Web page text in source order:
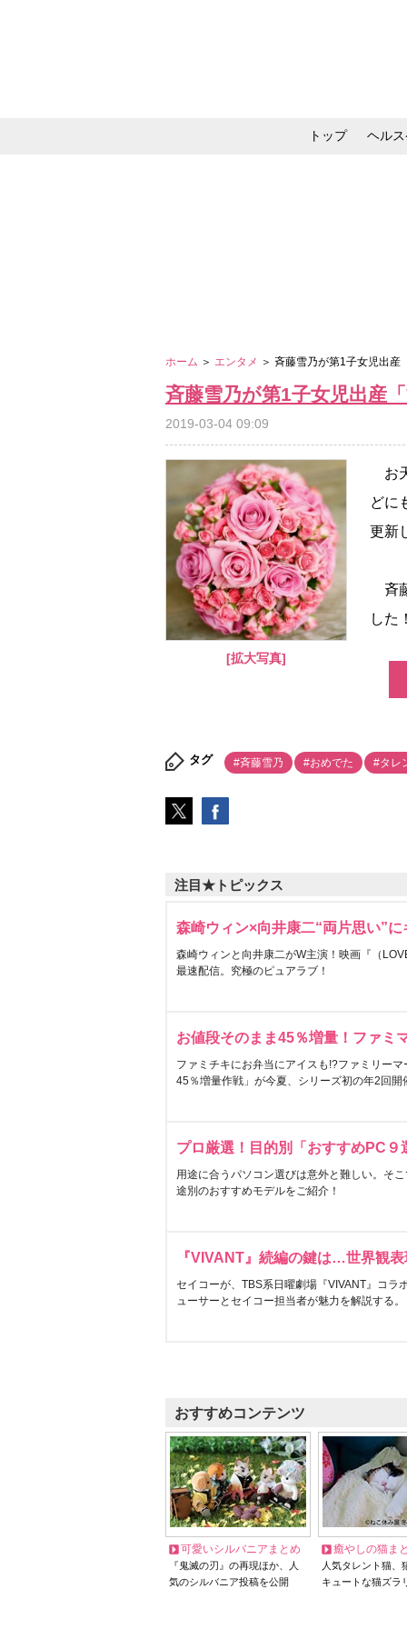
トップ ヘル
ホーム ＞ エンタメ ＞ 斉藤雪乃が第1子女児出
斉藤雪乃が第1子女児出産
2019-03-04 09:09
[拡大写真]
お
どに
更新
斉
した
タグ #斉藤雪乃 #おめでた #タレ
注目★トピックス
森崎ウィン×向井康二“両片思い”
森崎ウィンと向井康二がW主演！映画『（
最速配信。究極のピュアラブ！
お値段そのまま45％増量！ファミ
ファミチキにお弁当にアイスも!?ファミリー
45％増量作戦」が今夏、シリーズ初の年2回開
プロ厳選！目的別「おすすめPC９
用途に合うパソコン選びは意外と難しい。そ
途別のおすすめモデルをご紹介！
『VIVANT』続編の鍵は…世界観
セイコーが、TBS系日曜劇場『VIVANT』コラ
ューサーとセイコー担当者が魅力を解説する。
おすすめコンテンツ
可愛いシルバニアまとめ
『鬼滅の刃』の再現ほか、人
気のシルバニア投稿を公開
癒やしの猫ま
人気タレント猫
キュートな猫ズラ